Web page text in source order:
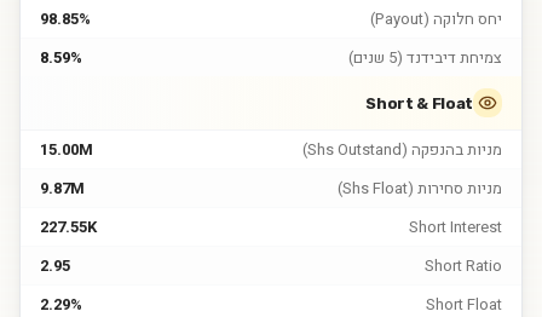
יחס חלוקה (Payout)
98.85%
צמיחת דיבידנד (5 שנים)
8.59%
Short & Float
מניות בהנפקה (Shs Outstand)
15.00M
מניות סחירות (Shs Float)
9.87M
Short Interest
227.55K
Short Ratio
2.95
Short Float
2.29%